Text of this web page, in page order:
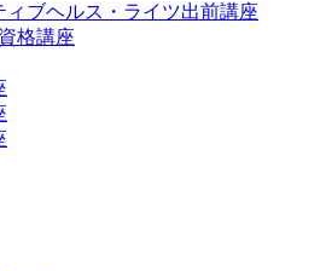
ィブヘルス・ライツ出前講座
格講座